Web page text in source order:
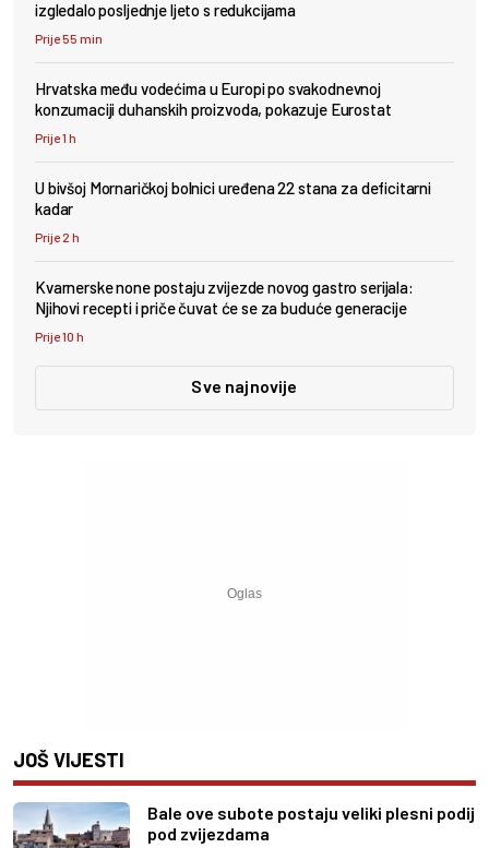
izgledalo posljednje ljeto s redukcijama
Prije 55 min
Hrvatska među vodećima u Europi po svakodnevnoj
konzumaciji duhanskih proizvoda, pokazuje Eurostat
Prije 1 h
U bivšoj Mornaričkoj bolnici uređena 22 stana za deficitarni
kadar
Prije 2 h
Kvarnerske none postaju zvijezde novog gastro serijala:
Njihovi recepti i priče čuvat će se za buduće generacije
Prije 10 h
Sve najnovije
JOŠ VIJESTI
Bale ove subote postaju veliki plesni podij
pod zvijezdama